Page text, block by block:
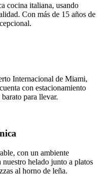
cocina italiana, usando
Con más de 15 años de
Internacional de Miami,
con estacionamiento
para llevar.
con un ambiente
helado junto a platos
al horno de leña.